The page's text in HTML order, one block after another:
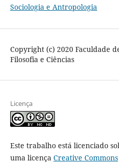
Sociologia e Antropologia
Copyright (c) 2020 Faculdade
Filosofia e Ciências
Licença
Este trabalho está licenciado
uma licença Creative Commons